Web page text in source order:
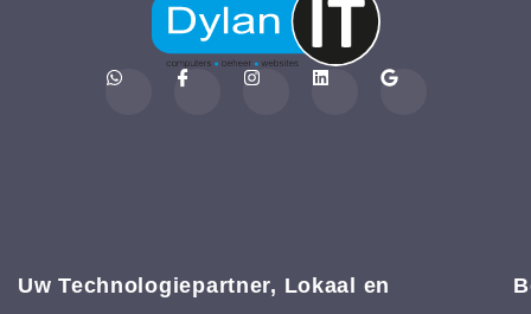
Uw Technologiepartner, Lokaal en